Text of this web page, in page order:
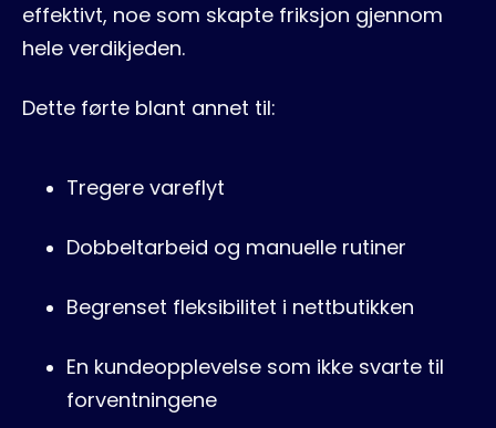
effektivt, noe som skapte friksjon gjennom
hele verdikjeden.
Dette førte blant annet til:
Tregere vareflyt
Dobbeltarbeid og manuelle rutiner
Begrenset fleksibilitet i nettbutikken
En kundeopplevelse som ikke svarte til
forventningene